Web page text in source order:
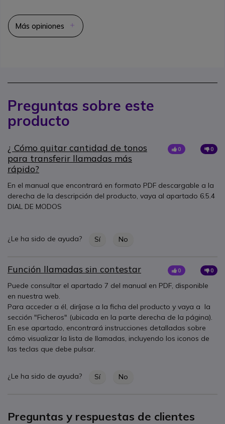
Más opiniones
Preguntas sobre este
producto
¿ Cómo quitar cantidad de tonos
para transferir llamadas más
rápido?
0 0
En el manual que encontrará en formato PDF descargable a la
derecha de la descripción del producto, vaya al apartado 6.5.4
DIAL DE MODOS
¿Le ha sido de ayuda? Sí No
Función llamadas sin contestar 0 0
Puede consultar el apartado 7 del manual en PDF, disponible
en nuestra web.
Para acceder a él, diríjase a la ficha del producto y vaya a la
sección "Ficheros" (ubicada en la parte derecha de la página).
En ese apartado, encontrará instrucciones detalladas sobre
cómo visualizar la lista de llamadas, incluyendo los iconos de
las teclas que debe pulsar.
¿Le ha sido de ayuda? Sí No
Preguntas y respuestas de clientes